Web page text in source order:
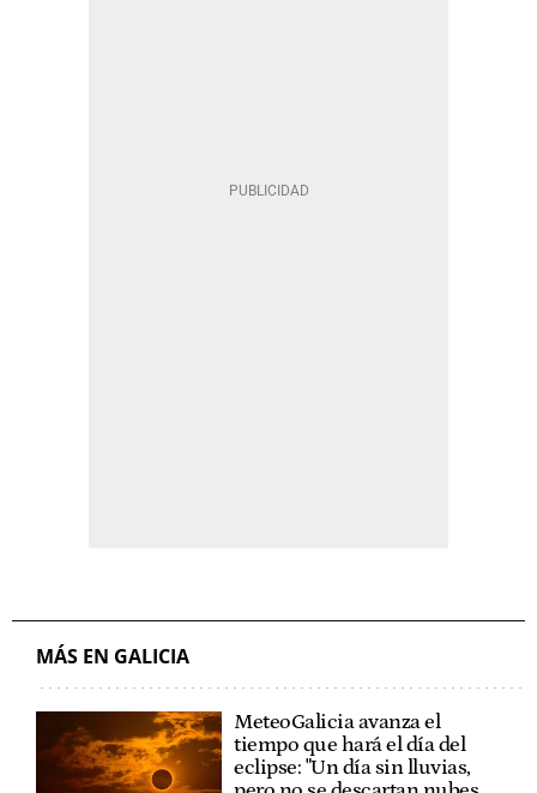
MÁS EN GALICIA
MeteoGalicia avanza el
tiempo que hará el día del
eclipse: "Un día sin lluvias,